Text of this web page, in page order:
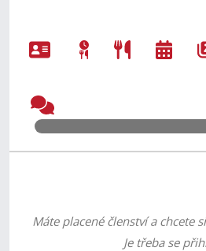
Máte placené členství a chcete
Je třeba se